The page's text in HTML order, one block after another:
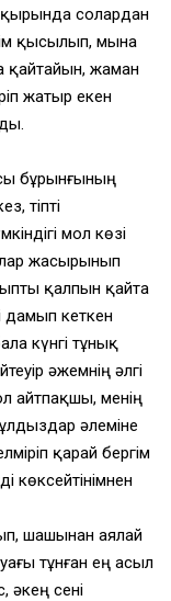
солардан
қысылып, мына
қайтайын, жаман
жатыр екен
бұрынғының
тіпті
мол көзі
жасырынып
қалпын қайта
дамып кеткен
күнгі тұнық
әжемнің әлгі
айтпақшы, менің
әлеміне
қарай бергім
көксейтінімнен
шашынан аялай
тұнған ең асыл
әкең сені